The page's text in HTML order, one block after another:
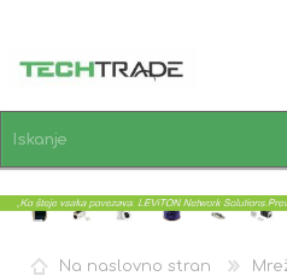
PRIJAVA
Na naslovno stran